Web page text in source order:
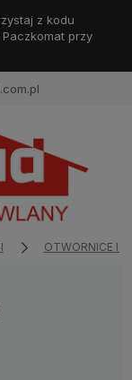
z kodu
przy
OTWORNICE I